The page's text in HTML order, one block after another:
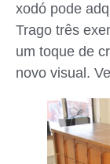
xodó pode
Trago três
um toque de
novo visual.